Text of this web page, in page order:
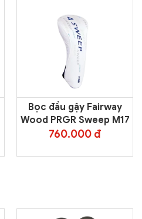
Bọc đầu gậy Fairway
Wood PRGR Sweep M17
760.000 đ